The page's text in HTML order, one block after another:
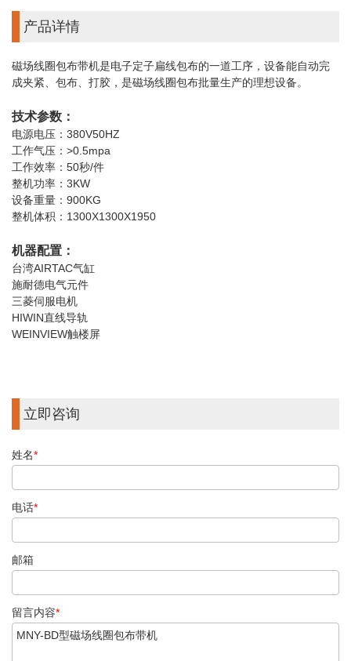
产品详情
磁场线圈包布带机是电子定子扁线包布的一道工序，设备能自动完
成夹紧、包布、打胶，是磁场线圈包布批量生产的理想设备。
技术参数：
电源电压：380V50HZ
工作气压：>0.5mpa
工作效率：50秒/件
整机功率：3KW
设备重量：900KG
整机体积：1300X1300X1950
机器配置：
台湾AIRTAC气缸
施耐德电气元件
三菱伺服电机
HIWIN直线导轨
WEINVIEW触楼屏
立即咨询
姓名*
电话*
邮箱
留言内容*